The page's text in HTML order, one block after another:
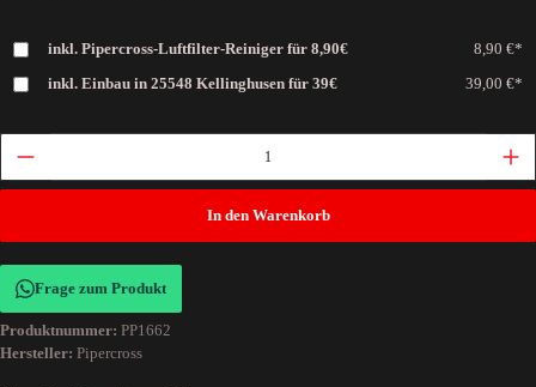
inkl. Pipercross-Luftfilter-Reiniger für 8,90€ 8,90 €*
inkl. Einbau in 25548 Kellinghusen für 39€ 39,00 €*
In den Warenkorb
Frage zum Produkt
Produktnummer: PP1662
Hersteller: Pipercross